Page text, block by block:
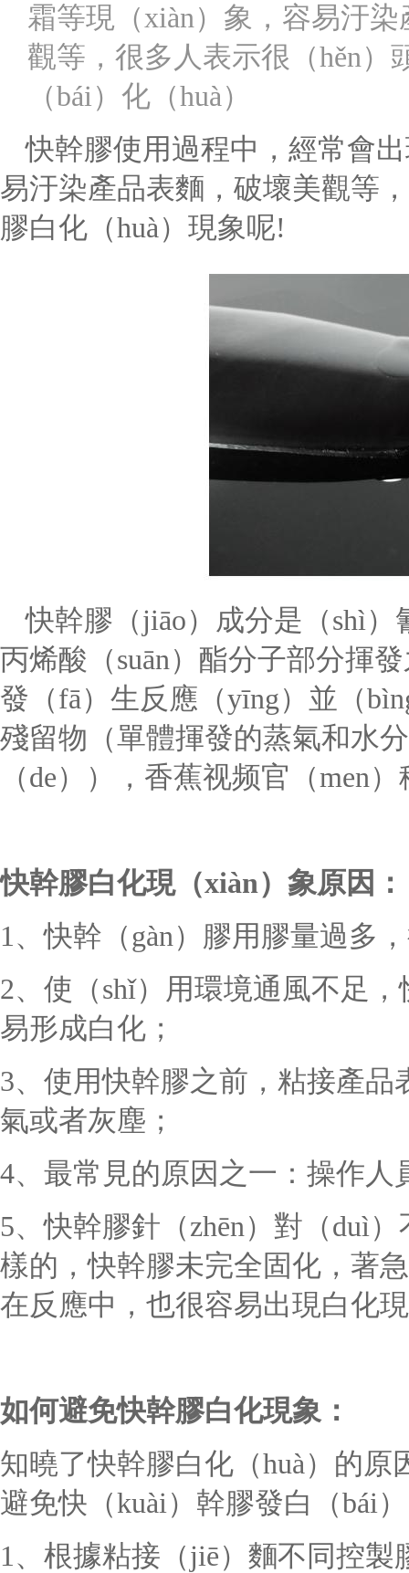
霜等現（xiàn）象，容易汙
觀等，很多人表示很（hěn）
（bái）化（huà）
快幹膠使用過程中，經常會
易汙染產品表麵，破壞美觀等
膠白化（huà）現象呢!
快幹膠（jiāo）成分是（shì
丙烯酸（suān）酯分子部分揮
發（fā）生反應（yīng）並（
殘留物（單體揮發的蒸氣和水
（de）），香蕉视频官（men
快幹膠白化現（xiàn）象原因：
1、快幹（gàn）膠用膠量過多
2、使（shǐ）用環境通風不足
易形成白化；
3、使用快幹膠之前，粘接產
氣或者灰塵；
4、最常見的原因之一：操作人
5、快幹膠針（zhēn）對（duì
樣的，快幹膠未完全固化，著
在反應中，也很容易出現白化
如何避免快幹膠白化現象：
知曉了快幹膠白化（huà）的
避免快（kuài）幹膠發白（bái
1、根據粘接（jiē）麵不同控